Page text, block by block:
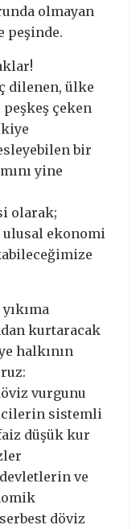
olmayan
peşinde.
dilenen, ülke
çeken
bir
yine
olarak;
ekonomi
kurtaracak
halkının
vurgunu
sistemli
düşük kur
ve
döviz